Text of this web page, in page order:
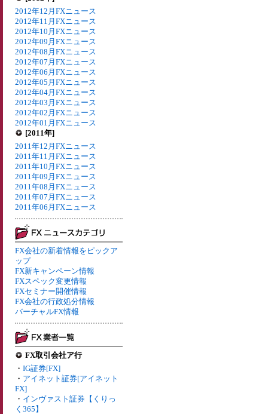
2012年12月FXニュース
2012年11月FXニュース
2012年10月FXニュース
2012年09月FXニュース
2012年08月FXニュース
2012年07月FXニュース
2012年06月FXニュース
2012年05月FXニュース
2012年04月FXニュース
2012年03月FXニュース
2012年02月FXニュース
2012年01月FXニュース
[2011年]
2011年12月FXニュース
2011年11月FXニュース
2011年10月FXニュース
2011年09月FXニュース
2011年08月FXニュース
2011年07月FXニュース
2011年06月FXニュース
FX会社の新着情報をピックア
ップ
FX新キャンペーン情報
FXスペック変更情報
FXセミナー開催情報
FX会社の行政処分情報
バーチャルFX情報
FX取引会社ア行
・ IG証券[FX]
・ アイネット証券[アイネット
FX]
・ インヴァスト証券【くりっ
く365】